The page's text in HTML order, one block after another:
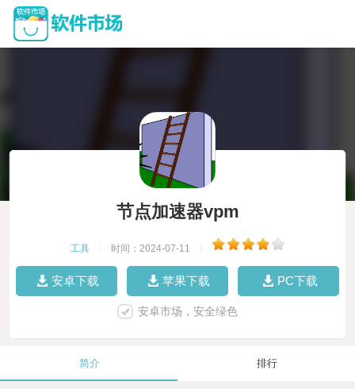
节点加速器vpm
工具 时间：2024-07-11
安卓下载 苹果下载 PC下载
安卓市场，安全绿色
简介 排行